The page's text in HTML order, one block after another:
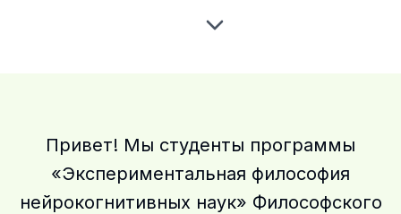
Привет! Мы студенты программы
«Экспериментальная философия
нейрокогнитивных наук» Философского